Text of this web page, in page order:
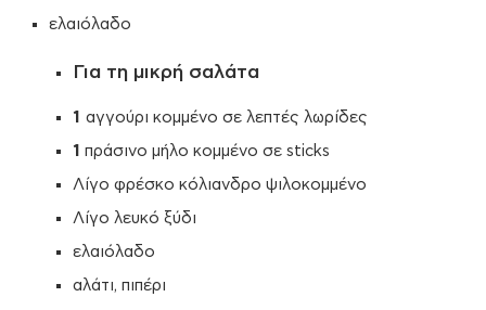
ελαιόλαδο
Για τη μικρή σαλάτα
1 αγγούρι κομμένο σε λεπτές λωρίδες
1 πράσινο μήλο κομμένο σε sticks
Λίγο φρέσκο κόλιανδρο ψιλοκομμένο
Λίγο λευκό ξύδι
ελαιόλαδο
αλάτι, πιπέρι